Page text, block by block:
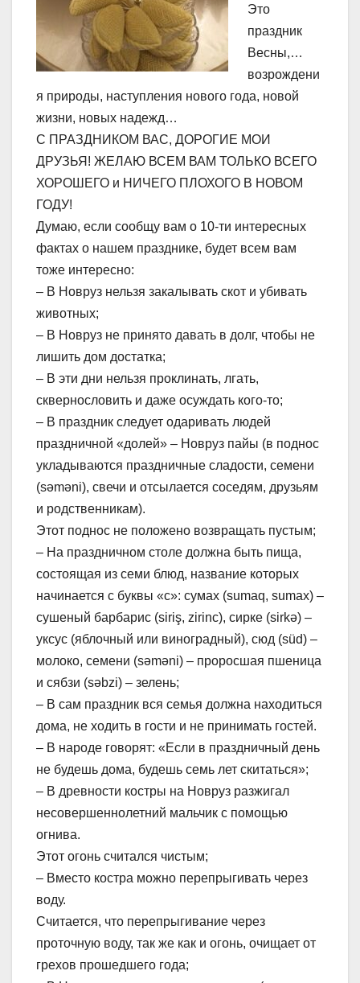
Это
праздник
Весны,…
возрождени
я природы, наступления нового года, новой
жизни, новых надежд…
С ПРАЗДНИКОМ ВАС, ДОРОГИЕ МОИ
ДРУЗЬЯ! ЖЕЛАЮ ВСЕМ ВАМ ТОЛЬКО ВСЕГО
ХОРОШЕГО и НИЧЕГО ПЛОХОГО В НОВОМ
ГОДУ!
Думаю, если сообщу вам о 10-ти интересных
фактах о нашем празднике, будет всем вам
тоже интересно:
– В Новруз нельзя закалывать скот и убивать
животных;
– В Новруз не принято давать в долг, чтобы не
лишить дом достатка;
– В эти дни нельзя проклинать, лгать,
сквернословить и даже осуждать кого-то;
– В праздник следует одаривать людей
праздничной «долей» – Новруз пайы (в поднос
укладываются праздничные сладости, семени
(səməni), свечи и отсылается соседям, друзьям
и родственникам).
Этот поднос не положено возвращать пустым;
– На праздничном столе должна быть пища,
состоящая из семи блюд, название которых
начинается с буквы «с»: сумах (sumaq, sumax) –
сушеный барбарис (siriş, zirinc), сирке (sirkə) –
уксус (яблочный или виноградный), сюд (süd) –
молоко, семени (səməni) – проросшая пшеница
и сябзи (səbzi) – зелень;
– В сам праздник вся семья должна находиться
дома, не ходить в гости и не принимать гостей.
– В народе говорят: «Если в праздничный день
не будешь дома, будешь семь лет скитаться»;
– В древности костры на Новруз разжигал
несовершеннолетний мальчик с помощью
огнива.
Этот огонь считался чистым;
– Вместо костра можно перепрыгивать через
воду.
Считается, что перепрыгивание через
проточную воду, так же как и огонь, очищает от
грехов прошедшего года;